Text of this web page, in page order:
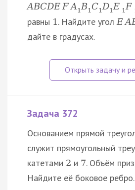
ABCDEF A1B1C1D1E 1F
равны 1 . Найдите уголEA
дайте в градусах.
Задача 372
Основанием прямой
служит прямоугольный
катетами 2 и 7. Объём
Найдите её боковое ребро.